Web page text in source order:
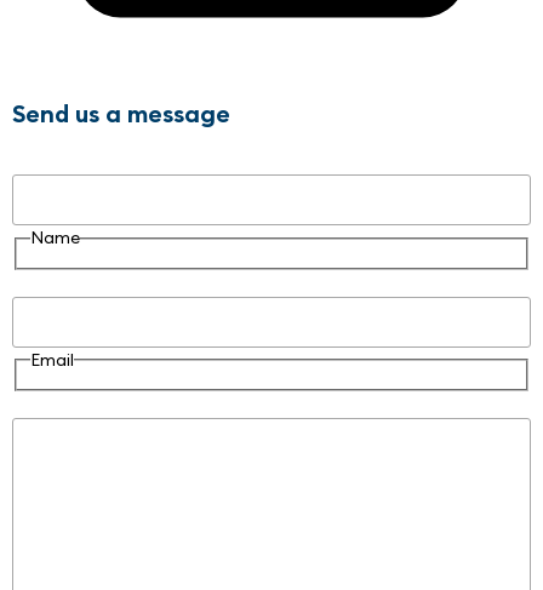
Send us a message
Name
Email